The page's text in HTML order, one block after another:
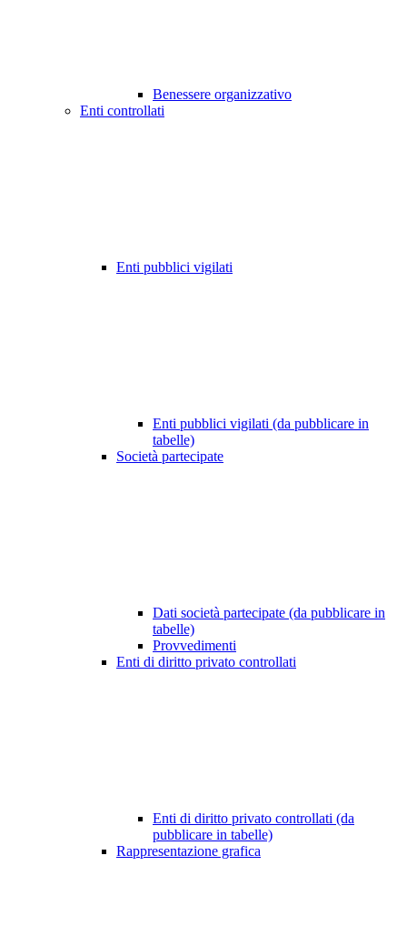
Benessere organizzativo
Enti controllati
Enti pubblici vigilati
Enti pubblici vigilati (da pubblicare in
tabelle)
Società partecipate
Dati società partecipate (da pubblicare in
tabelle)
Provvedimenti
Enti di diritto privato controllati
Enti di diritto privato controllati (da
pubblicare in tabelle)
Rappresentazione grafica